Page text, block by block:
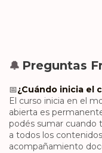
🔔 Preguntas
📅¿Cuándo inicia el
El curso inicia en el
abierta es
podés sumar cuando
a todos los
acompañamiento